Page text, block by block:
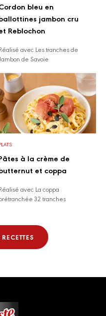
bleu en
jambon cru
Reblochon
avec Les tranches de
de Savoie
à la crème de
et coppa
avec La coppa
32 tranches